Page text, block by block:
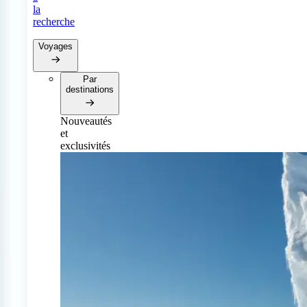
la
recherche
Voyages
Par
destinations
Nouveautés
et
exclusivités